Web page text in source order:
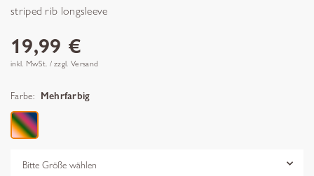
striped rib longsleeve
19,99 €
inkl. MwSt. / zzgl. Versand
Farbe: Mehrfarbig